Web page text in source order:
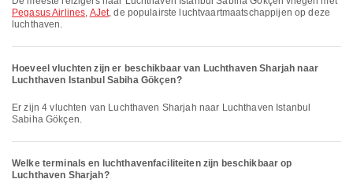
Pegasus Airlines, AJet, de populairste luchtvaartmaatschappijen op deze
luchthaven.
Hoeveel vluchten zijn er beschikbaar van Luchthaven Sharjah naar
Luchthaven Istanbul Sabiha Gökçen?
Er zijn 4 vluchten van Luchthaven Sharjah naar Luchthaven Istanbul
Sabiha Gökçen.
Welke terminals en luchthavenfaciliteiten zijn beschikbaar op
Luchthaven Sharjah?